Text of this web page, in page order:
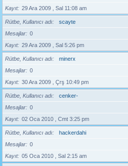
Kayıt
29 Ara 2009 , Sal 11:08 am
Rütbe, Kullanıcı adı
scayte
Mesajlar
0
Kayıt
29 Ara 2009 , Sal 5:26 pm
Rütbe, Kullanıcı adı
minerx
Mesajlar
0
Kayıt
30 Ara 2009 , Çrş 10:49 pm
Rütbe, Kullanıcı adı
cenker-
Mesajlar
0
Kayıt
02 Oca 2010 , Cmt 3:25 pm
Rütbe, Kullanıcı adı
hackerdahi
Mesajlar
0
Kayıt
05 Oca 2010 , Sal 2:15 am